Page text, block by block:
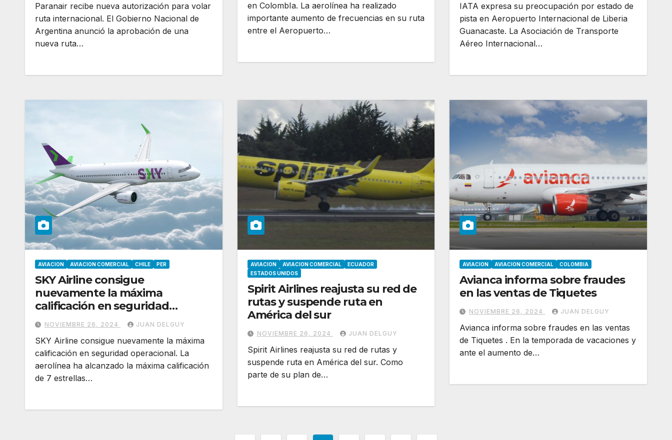
Paranair recibe nueva autorización para volar
ruta internacional. El Gobierno Nacional de
Argentina anunció la aprobación de una
nueva ruta…
en ColombIa. La aerolínea ha realizado
importante aumento de frecuencias en su ruta
entre el Aeropuerto…
IATA expresa su preocupación por estado de
pista en Aeropuerto Internacional de Liberia
Guanacaste. La Asociación de Transporte
Aéreo Internacional…
AVIACION AVIACION COMERCIAL CHILE PER
SKY Airline consigue
nuevamente la máxima
calificación en seguridad
operacional
NOVIEMBRE 26, 2024 JUAN DELGUY
SKY Airline consigue nuevamente la máxima
calificación en seguridad operacional. La
aerolínea ha alcanzado la máxima calificación
de 7 estrellas…
AVIACION AVIACION COMERCIAL
ECUADOR
ESTADOS UNIDOS
Spirit Airlines reajusta su red de
rutas y suspende ruta en
América del sur
NOVIEMBRE 26, 2024 JUAN DELGUY
Spirit Airlines reajusta su red de rutas y
suspende ruta en América del sur. Como
parte de su plan de…
AVIACION AVIACION COMERCIAL COLOMBIA
Avianca informa sobre fraudes
en las ventas de Tiquetes
NOVIEMBRE 26, 2024 JUAN DELGUY
Avianca informa sobre fraudes en las ventas
de Tiquetes . En la temporada de vacaciones y
ante el aumento de…